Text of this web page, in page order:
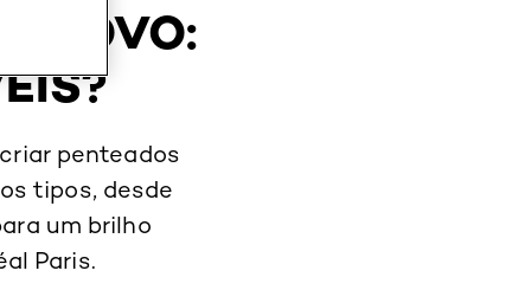
NOVO:
penteados
tipos, desde
um brilho
Paris.